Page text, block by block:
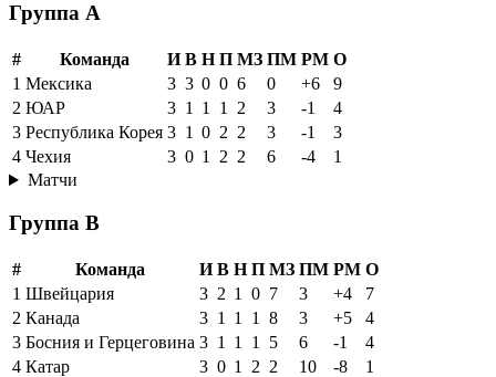
Группа A
# Команда И В Н П МЗ ПМ РМ О
1 Мексика 3 3 0 0 6 0 +6
9
2 ЮАР 3 1 1 1 2 3 -1
4
3 Республика Корея 3 1 0 2 2 3 -1
3
4 Чехия 3 0 1 2 2 6 -4
1
Матчи
Группа B
# Команда И В Н П МЗ ПМ РМ О
1 Швейцария 3 2 1 0 7 3 +4
7
2 Канада 3 1 1 1 8 3 +5
4
3 Босния и Герцеговина 3 1 1 1 5 6 -1
4
4 Катар 3 0 1 2 2 10 -8
1